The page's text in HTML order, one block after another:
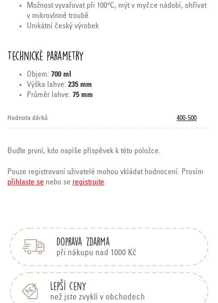
Možnost vyvařovat při 100°C, mýt v myčce nádobí, ohřívat
v mikrovlnné troubě
Unikátní český výrobek
Technické parametry
Objem: 700 ml
Výška lahve: 235 mm
Průměr lahve: 75 mm
Hodnota dárků 400-500
Buďte první, kdo napíše příspěvek k této položce.
Pouze registrovaní uživatelé mohou vkládat hodnocení. Prosím
přihlaste se nebo se registrujte.
Doprava zdarma
při nákupu nad 1000 Kč
Lepší ceny
než jste zvyklí v obchodech